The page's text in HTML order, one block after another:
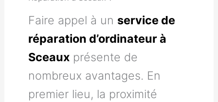
Faire appel à un service de
réparation d’ordinateur à
Sceaux présente de
nombreux avantages. En
premier lieu, la proximité